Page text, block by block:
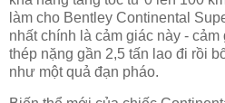
làm cho Bentley Continental
nhất chính là cảm giác này -
thép nặng gần 2,5 tấn lao đi rồi
như một quả đạn pháo.